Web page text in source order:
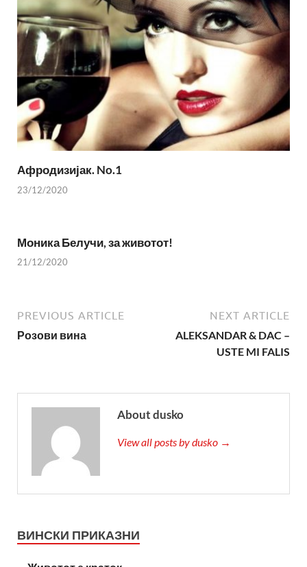
Афродизијак. No.1
23/12/2020
Моника Белучи, за животот!
21/12/2020
PREVIOUS ARTICLE
Розови вина
NEXT ARTICLE
ALEKSANDAR & DAC –
USTE MI FALIS
About dusko
View all posts by dusko →
ВИНСКИ ПРИКАЗНИ